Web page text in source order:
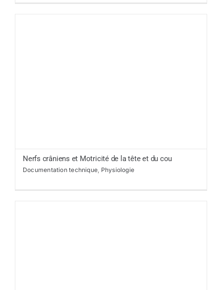
Nerfs crâniens et Motricité de la tête et du cou
Documentation technique Physiologie